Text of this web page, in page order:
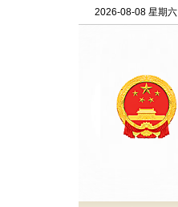
2026-08-08 星期六